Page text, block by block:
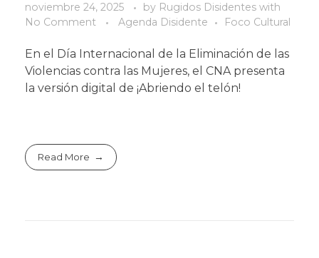
noviembre 24, 2025 by Rugidos Disidentes with
No Comment
Agenda Disidente Foco Cultural
En el Día Internacional de la Eliminación de las
Violencias contra las Mujeres, el CNA presenta
la versión digital de ¡Abriendo el telón!
Read More